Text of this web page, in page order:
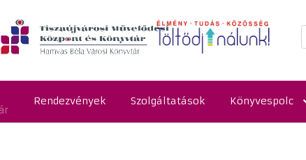
Rendezvények Szolgáltatások Könyvespolc